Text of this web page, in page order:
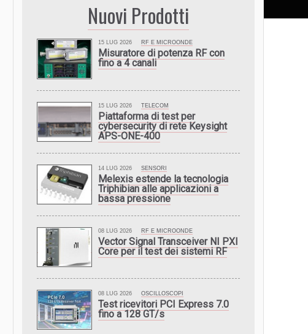
Nuovi Prodotti
15 LUG 2026 RF E MICROONDE
Misuratore di potenza RF con
fino a 4 canali
15 LUG 2026 TELECOM
Piattaforma di test per
cybersecurity di rete Keysight
APS-ONE-400
14 LUG 2026 SENSORI
Melexis estende la tecnologia
Triphibian alle applicazioni a
bassa pressione
08 LUG 2026 RF E MICROONDE
Vector Signal Transceiver NI PXI
Core per il test dei sistemi RF
08 LUG 2026 OSCILLOSCOPI
Test ricevitori PCI Express 7.0
fino a 128 GT/s